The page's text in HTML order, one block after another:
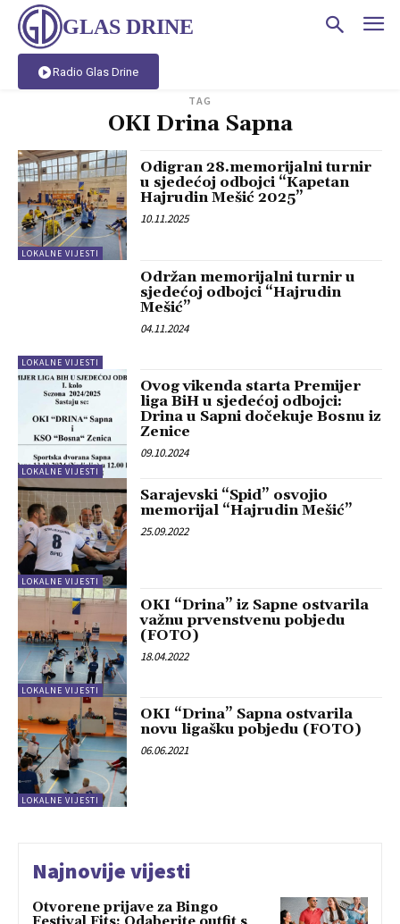
GLAS DRINE
Radio Glas Drine
TAG
OKI Drina Sapna
LOKALNE VIJESTI
Odigran 28.memorijalni turnir
u sjedećoj odbojci “Kapetan
Hajrudin Mešić 2025”
10.11.2025
LOKALNE VIJESTI
Održan memorijalni turnir u
sjedećoj odbojci “Hajrudin
Mešić”
04.11.2024
LOKALNE VIJESTI
Ovog vikenda starta Premijer
liga BiH u sjedećoj odbojci:
Drina u Sapni dočekuje Bosnu iz
Zenice
09.10.2024
LOKALNE VIJESTI
Sarajevski “Spid” osvojio
memorijal “Hajrudin Mešić”
25.09.2022
LOKALNE VIJESTI
OKI “Drina” iz Sapne ostvarila
važnu prvenstvenu pobjedu
(FOTO)
18.04.2022
LOKALNE VIJESTI
OKI “Drina” Sapna ostvarila
novu ligašku pobjedu (FOTO)
06.06.2021
Najnovije vijesti
Otvorene prijave za Bingo